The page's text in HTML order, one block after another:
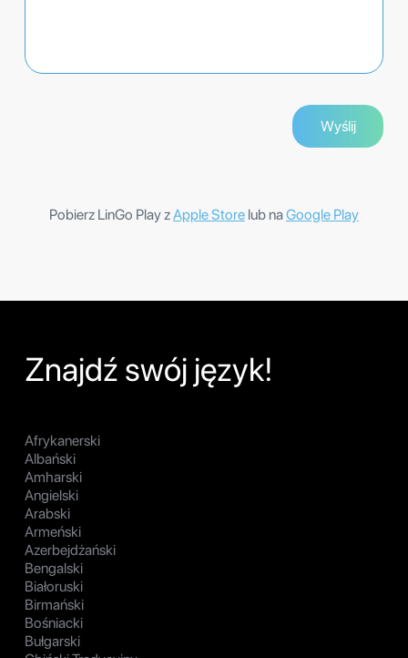
Pobierz LinGo Play zApple Store lub naGoogle Play
Znajdź swój język!
Afrykanerski
Albański
Amharski
Angielski
Arabski
Armeński
Azerbejdżański
Bengalski
Białoruski
Birmański
Bośniacki
Bułgarski